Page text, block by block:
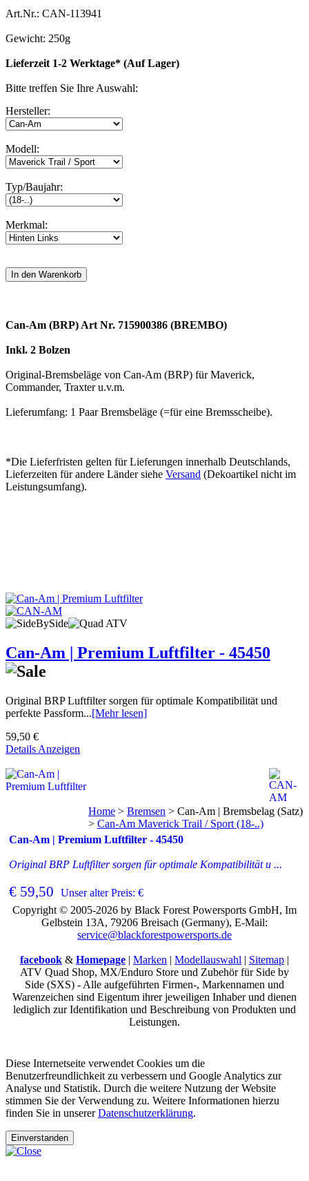
Art.Nr.: CAN-113941
Gewicht: 250g
Lieferzeit 1-2 Werktage* (Auf Lager)
Bitte treffen Sie Ihre Auswahl:
Hersteller:
Modell:
Typ/Baujahr:
Merkmal:
Can-Am (BRP) Art Nr. 715900386 (BREMBO)
Inkl. 2 Bolzen
Original-Bremsbeläge von Can-Am (BRP) für Maverick,
Commander, Traxter u.v.m.
Lieferumfang: 1 Paar Bremsbeläge (=für eine Bremsscheibe).
*Die Lieferfristen gelten für Lieferungen innerhalb Deutschlands,
Lieferzeiten für andere Länder siehe Versand (Dekoartikel nicht im
Leistungsumfang).
Can-Am | Premium Luftfilter - 45450
Original BRP Luftfilter sorgen für optimale Kompatibilität und
perfekte Passform...[Mehr lesen]
59,50 €
Details Anzeigen
Can-Am | Premium Luftfilter - 45450
Original BRP Luftfilter sorgen für optimale Kompatibilität u ...
€ 59,50 Unser alter Preis: €
Home > Bremsen > Can-Am | Bremsbelag (Satz)
> Can-Am Maverick Trail / Sport (18-..)
Copyright © 2005-2026 by Black Forest Powersports GmbH, Im
Gelbstein 13A, 79206 Breisach (Germany), E-Mail:
service@blackforestpowersports.de
facebook & Homepage | Marken | Modellauswahl | Sitemap |
ATV Quad Shop, MX/Enduro Store und Zubehör für Side by
Side (SXS) - Alle aufgeführten Firmen-, Markennamen und
Warenzeichen sind Eigentum ihrer jeweiligen Inhaber und dienen
lediglich zur Identifikation und Beschreibung von Produkten und
Leistungen.
Diese Internetseite verwendet Cookies um die
Benutzerfreundlichkeit zu verbessern und Google Analytics zur
Analyse und Statistik. Durch die weitere Nutzung der Website
stimmen Sie der Verwendung zu. Weitere Informationen hierzu
finden Sie in unsererDatenschutzerklärung.
Einverstanden